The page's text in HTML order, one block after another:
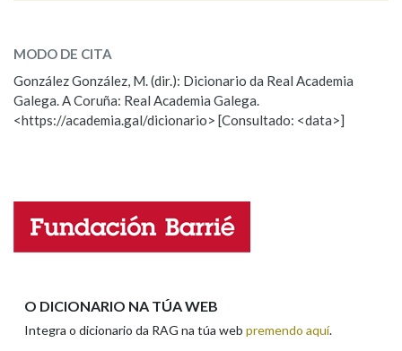
Marcas gramaticais
Pertence a
ESCOLLE UNHA OPCIÓN:
Observación Hai un erro na palabra
Propoño mellorar a definición
Nome
MODO DE CITA
González González, M. (dir.): Dicionario da Real Academia
Galega. A Coruña: Real Academia Galega.
<https://academia.gal/dicionario> [Consultado: <data>]
O DICIONARIO NA TÚA WEB
Integra o dicionario da RAG na túa web premendo aquí.